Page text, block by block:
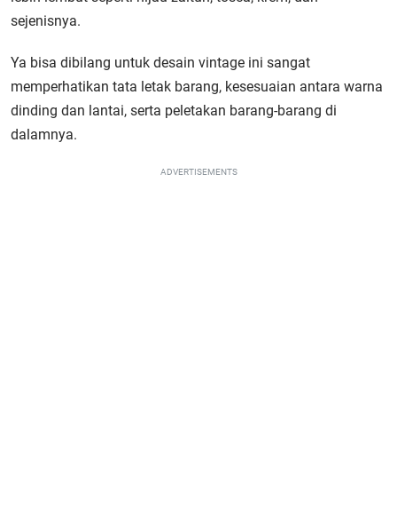
sejenisnya.
Ya bisa dibilang untuk desain vintage ini sangat
memperhatikan tata letak barang, kesesuaian antara warna
dinding dan lantai, serta peletakan barang-barang di
dalamnya.
ADVERTISEMENTS